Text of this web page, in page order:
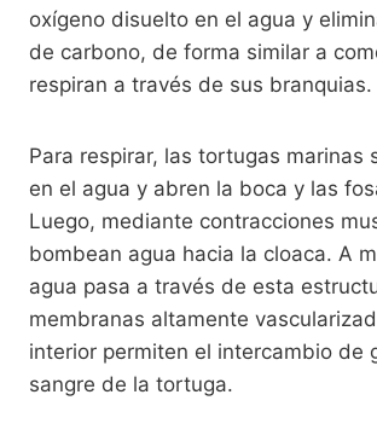
oxígeno disuelto en el agua y
de carbono, de forma similar a
respiran a través de sus branquias.
Para respirar, las tortugas marinas
en el agua y abren la boca y las
Luego, mediante contracciones
bombean agua hacia la cloaca. A
agua pasa a través de esta
membranas altamente
interior permiten el intercambio de
sangre de la tortuga.